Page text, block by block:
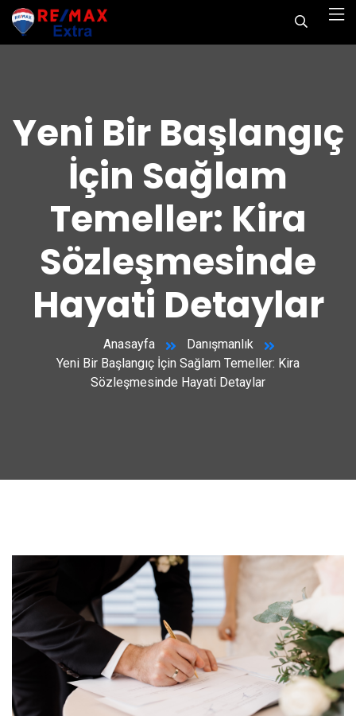
Yeni Bir Başlangıç
İçin Sağlam
Temeller: Kira
Sözleşmesinde
Hayati Detaylar
Anasayfa
Danışmanlık
Yeni Bir Başlangıç İçin Sağlam Temeller: Kira
Sözleşmesinde Hayati Detaylar